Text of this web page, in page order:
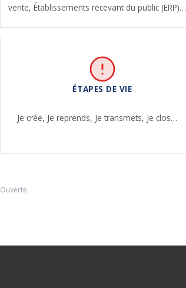
vente, Établissements recevant du public (ERP)…
ÉTAPES DE VIE
Je crée, Je reprends, Je transmets, Je clos…
.